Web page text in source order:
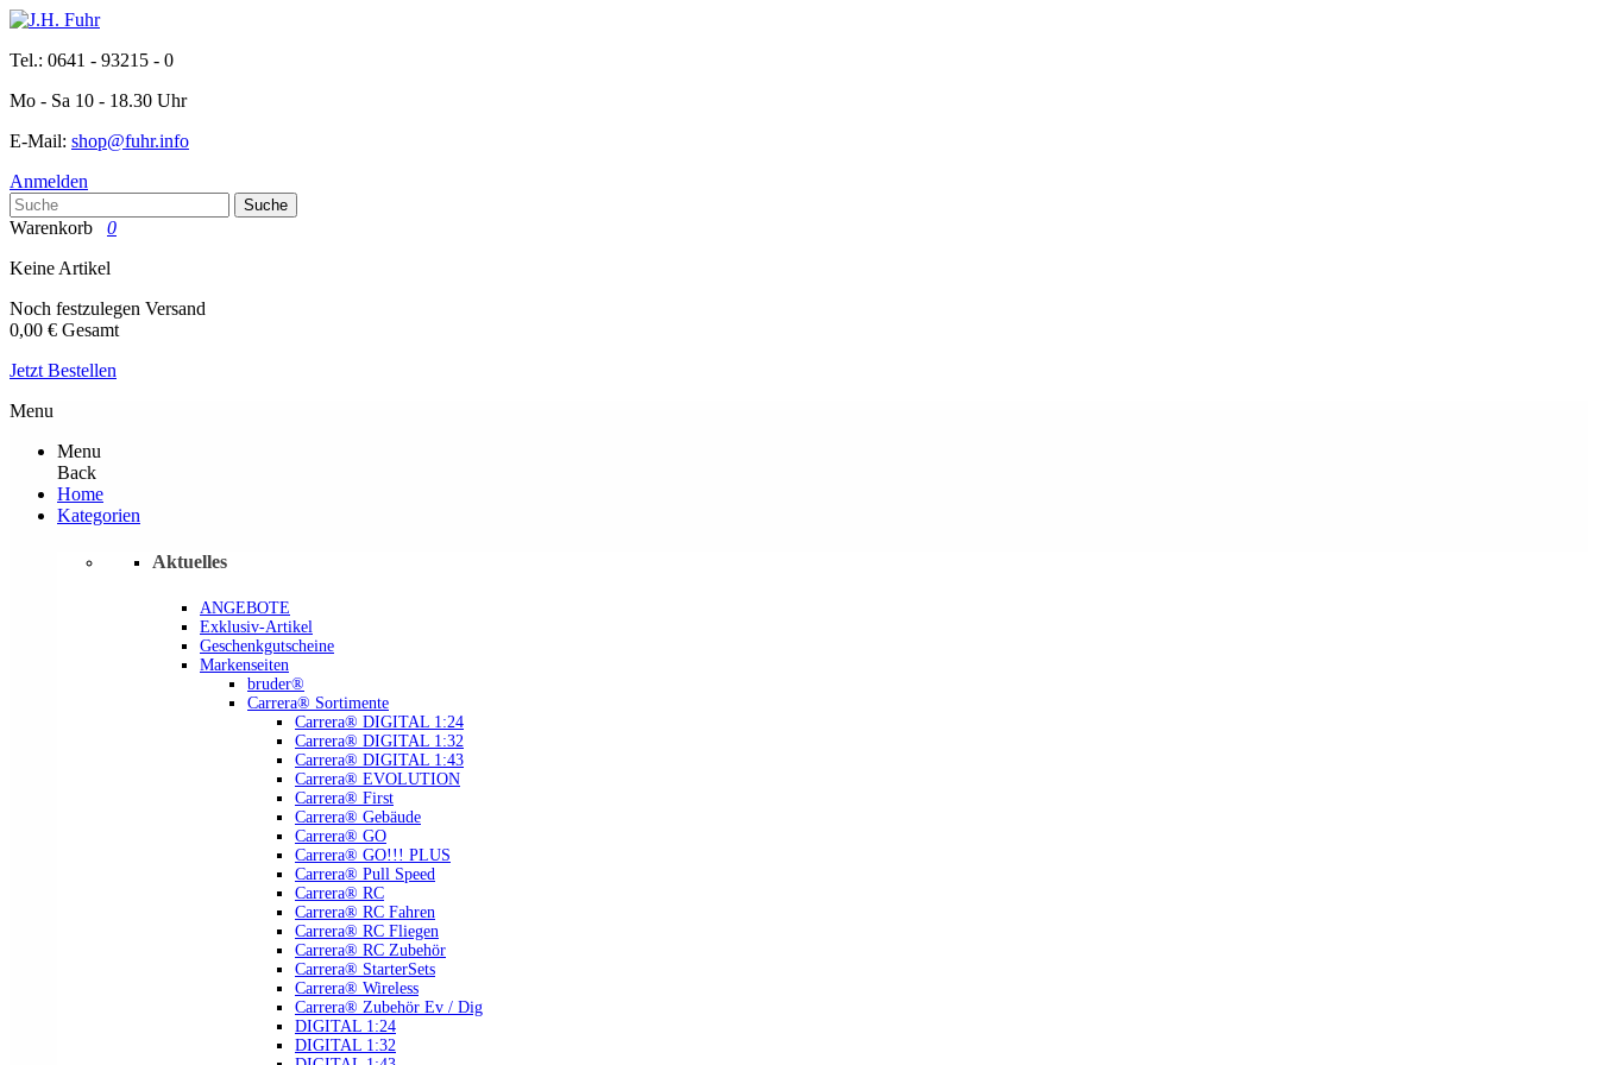
Tel.: 0641 - 93215 - 0
Mo - Sa 10 - 18.30 Uhr
E-Mail: shop@fuhr.info
Anmelden
Suche
Warenkorb
0
Keine Artikel
Noch festzulegen Versand
0,00 € Gesamt
Jetzt Bestellen
Menu
Menu
Back
Home
Kategorien
Aktuelles
ANGEBOTE
Exklusiv-Artikel
Geschenkgutscheine
Markenseiten
bruder®
Carrera® Sortimente
Carrera® DIGITAL 1:24
Carrera® DIGITAL 1:32
Carrera® DIGITAL 1:43
Carrera® EVOLUTION
Carrera® First
Carrera® Gebäude
Carrera® GO
Carrera® GO!!! PLUS
Carrera® Pull Speed
Carrera® RC
Carrera® RC Fahren
Carrera® RC Fliegen
Carrera® RC Zubehör
Carrera® StarterSets
Carrera® Wireless
Carrera® Zubehör Ev / Dig
DIGITAL 1:24
DIGITAL 1:32